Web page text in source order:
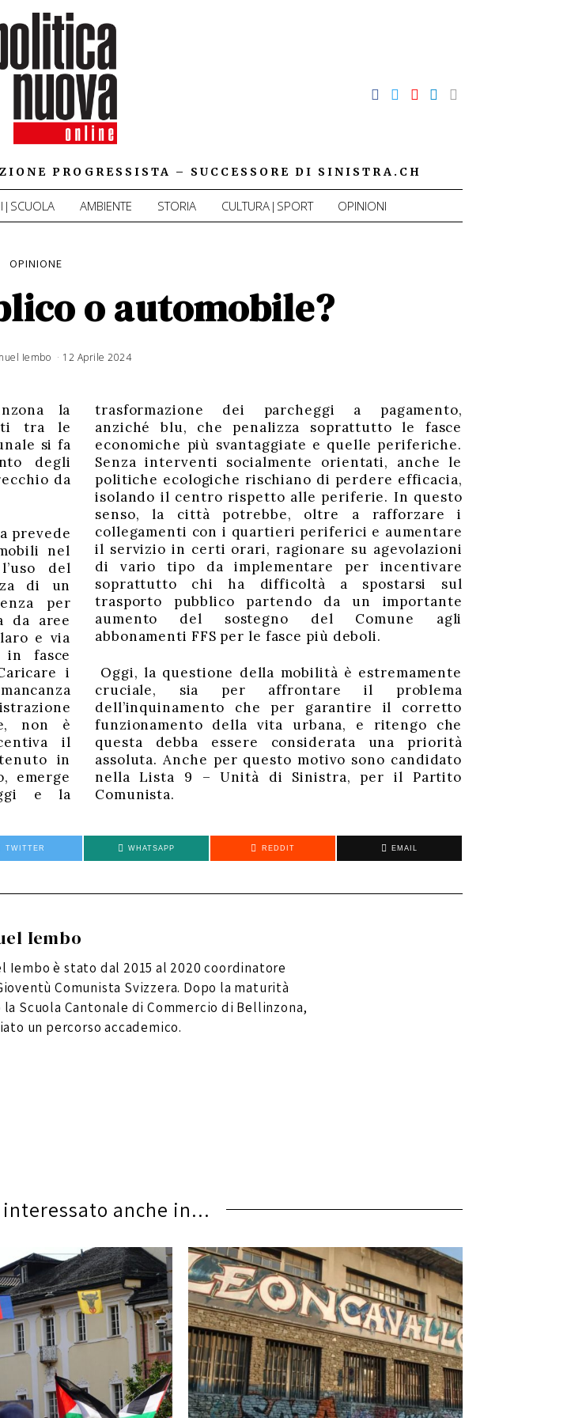
PROGRESSISTA – SUCCESSORE DI SINISTRA.CH
AMBIENTE STORIA CULTURA|SPORT OPINIONI
OPINIONE
o automobile?
Iembo 12 Aprile 2024
la
tra le
si fa
degli
da
prevede
nel
del
di un
per
da aree
e via
in fasce
i
non è
il
in
emerge
e la
trasformazione dei parcheggi a pagamento,
anziché blu, che penalizza soprattutto le fasce
economiche più svantaggiate e quelle periferiche.
Senza interventi socialmente orientati, anche le
politiche ecologiche rischiano di perdere efficacia,
isolando il centro rispetto alle periferie. In questo
senso, la città potrebbe, oltre a rafforzare i
sul
agli
abbonamenti FFS per le fasce più deboli.
Oggi, la questione della mobilità è estremamente
cruciale, sia per affrontare il problema
dell’inquinamento che per garantire il corretto
funzionamento della vita urbana, e ritengo che
questa debba essere considerata una priorità
assoluta. Anche per questo motivo sono candidato
nella Lista 9 – Unità di Sinistra, per il Partito
Comunista.
TWITTER WHATSAPP REDDIT EMAIL
Iembo
Iembo è stato dal 2015 al 2020 coordinatore
Comunista Svizzera. Dopo la maturità
la Scuola Cantonale di Commercio di Bellinzona,
un percorso accademico.
anche in...